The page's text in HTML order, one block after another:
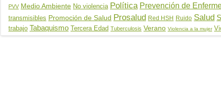
PVV Medio Ambiente No violencia Política Prevención de
transmisibles Promoción de Salud Prosalud Red HSH Ruido Salud
trabajo Tabaquismo Tercera Edad Tuberculosis Verano Violencia a la mujer